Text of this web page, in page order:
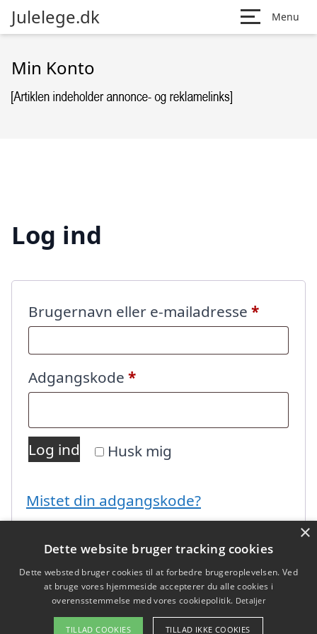
Julelege.dk Menu
Min Konto
Log ind
Brugernavn eller e-mailadresse *
Adgangskode *Påkrævet
Husk mig
Log ind
Mistet din adgangskode?
×
Dette website bruger tracking cookies
Dette websted bruger cookies til at forbedre brugeroplevelsen. Ved
at bruge vores hjemmeside accepterer du alle cookies i
overensstemmelse med vores cookiepolitik. Detaljer
TILLAD COOKIES TILLAD IKKE COOKIES